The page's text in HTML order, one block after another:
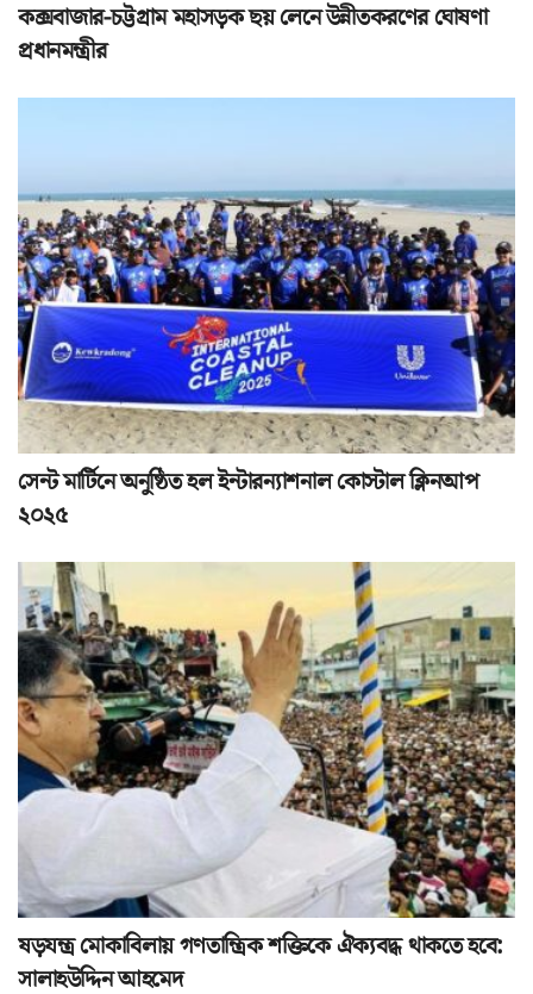
কক্সবাজার-চট্টগ্রাম মহাসড়ক ছয় লেনে উন্নীতকরণের ঘোষণা
প্রধানমন্ত্রীর
সেন্ট মার্টিনে অনুষ্ঠিত হল ইন্টারন্যাশনাল কোস্টাল ক্লিনআপ
২০২৫
ষড়যন্ত্র মোকাবিলায় গণতান্ত্রিক শক্তিকে ঐক্যবদ্ধ থাকতে হবে:
সালাহউদ্দিন আহমেদ